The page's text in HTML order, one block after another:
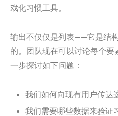
戏化习惯工具。
输出不仅仅是列表——它是结
的。团队现在可以讨论每个
一步探讨如下问题：
我们如何向现有用户传达
我们需要哪些数据来验证